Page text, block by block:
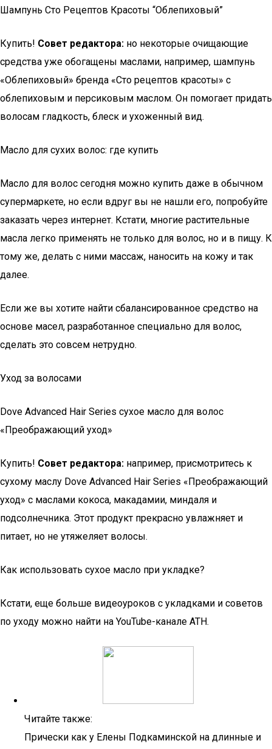
Шампунь Сто Рецептов Красоты “Облепиховый”
Купить! Совет редактора: но некоторые очищающие
средства уже обогащены маслами, например, шампунь
«Облепиховый» бренда «Сто рецептов красоты» с
облепиховым и персиковым маслом. Он помогает придать
волосам гладкость, блеск и ухоженный вид.
Масло для сухих волос: где купить
Масло для волос сегодня можно купить даже в обычном
супермаркете, но если вдруг вы не нашли его, попробуйте
заказать через интернет. Кстати, многие растительные
масла легко применять не только для волос, но и в пищу. К
тому же, делать с ними массаж, наносить на кожу и так
далее.
Если же вы хотите найти сбалансированное средство на
основе масел, разработанное специально для волос,
сделать это совсем нетрудно.
Уход за волосами
Dove Advanced Hair Series сухое масло для волос
«Преображающий уход»
Купить! Совет редактора: например, присмотритесь к
сухому маслу Dove Advanced Hair Series «Преображающий
уход» с маслами кокоса, макадамии, миндаля и
подсолнечника. Этот продукт прекрасно увлажняет и
питает, но не утяжеляет волосы.
Как использовать сухое масло при укладке?
Кстати, еще больше видеоуроков с укладками и советов
по уходу можно найти на YouTube-канале ATH.
Читайте также:
Прически как у Елены Подкаминской на длинные и